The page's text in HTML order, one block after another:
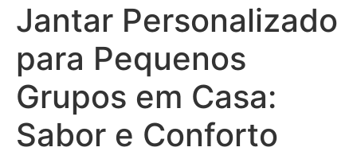
Jantar Personalizado
para Pequenos
Grupos em Casa:
Sabor e Conforto